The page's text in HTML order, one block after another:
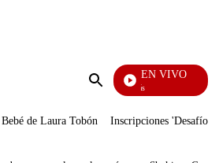
Enviar
EN VIVO
También Caerás
Bebé de Laura Tobón Inscripciones 'Desafío'